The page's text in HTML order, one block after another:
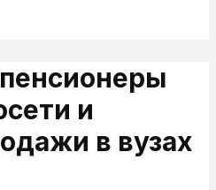
и
в вузах